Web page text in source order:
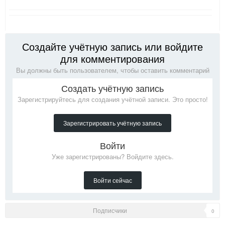
Создайте учётную запись или войдите
для комментирования
Вы должны быть пользователем, чтобы оставить комментарий
Создать учётную запись
Зарегистрируйтесь для создания учётной записи. Это просто!
Зарегистрировать учётную запись
Войти
Уже зарегистрированы? Войдите здесь.
Войти сейчас
Подписчики 0